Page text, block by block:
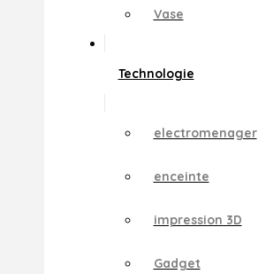
Vase
Technologie
electromenager
enceinte
impression 3D
Gadget